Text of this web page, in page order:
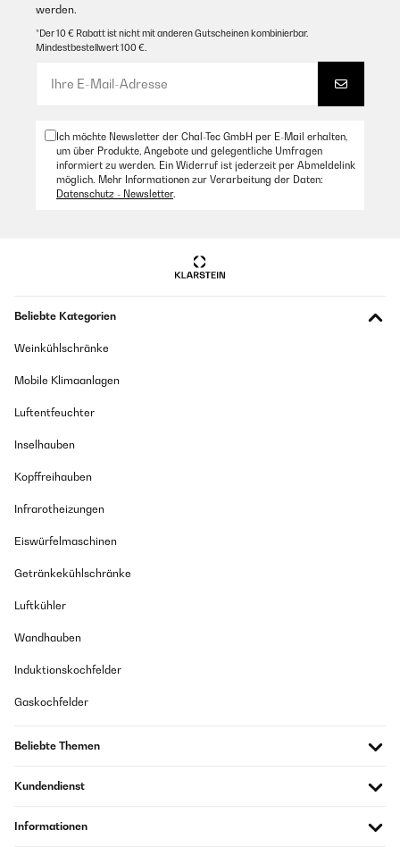
werden.
*Der 10 € Rabatt ist nicht mit anderen Gutscheinen kombinierbar.
Mindestbestellwert 100 €.
Ich möchte Newsletter der Chal-Tec GmbH per E-Mail erhalten,
um über Produkte, Angebote und gelegentliche Umfragen
informiert zu werden. Ein Widerruf ist jederzeit per Abmeldelink
möglich. Mehr Informationen zur Verarbeitung der Daten:
Datenschutz - Newsletter.
Beliebte Kategorien
Weinkühlschränke
Mobile Klimaanlagen
Luftentfeuchter
Inselhauben
Kopffreihauben
Infrarotheizungen
Eiswürfelmaschinen
Getränkekühlschränke
Luftkühler
Wandhauben
Induktionskochfelder
Gaskochfelder
Beliebte Themen
Kundendienst
Informationen